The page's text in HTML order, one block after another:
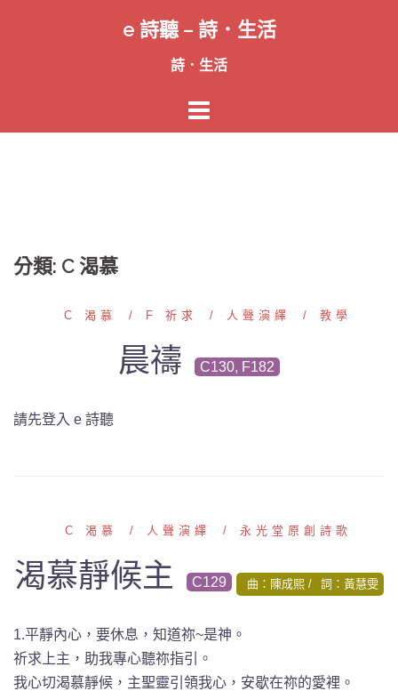
容
e 詩聽 – 詩．生活
詩．生活
分類: C 渴慕
C 渴慕 F 祈求 人聲演繹 教學
晨禱 C130, F182
請先登入 e 詩聽
C 渴慕 人聲演繹 永光堂原創詩歌
渴慕靜候主 C129 曲：陳成熙 詞：黃慧雯
1.平靜內心，要休息，知道祢~是神。
祈求上主，助我專心聽祢指引。
我心切渴慕靜候，主聖靈引領我心，安歇在祢的愛裡。